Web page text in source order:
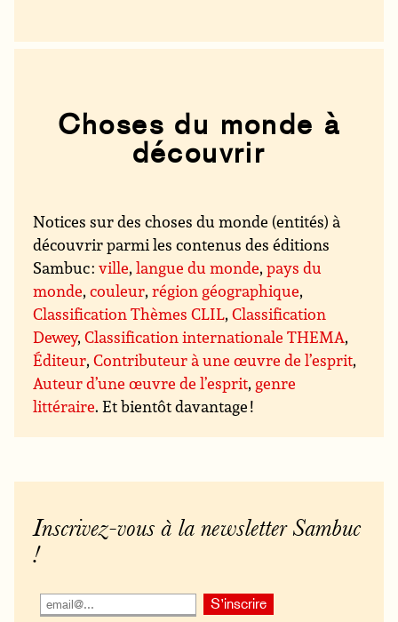
Choses du monde à
découvrir
Notices sur des choses du monde (entités) à
découvrir parmi les contenus des éditions
Sambuc :ville,langue du monde,pays du
monde,couleur,région géographique,
Classification Thèmes CLIL,Classification
Dewey,Classification internationale THEMA,
Éditeur,Contributeur à une œuvre de l’esprit,
Auteur d’une œuvre de l’esprit, genre
littéraire. Et bientôt davantage !
Inscrivez-vous à la newsletter Sambuc
!